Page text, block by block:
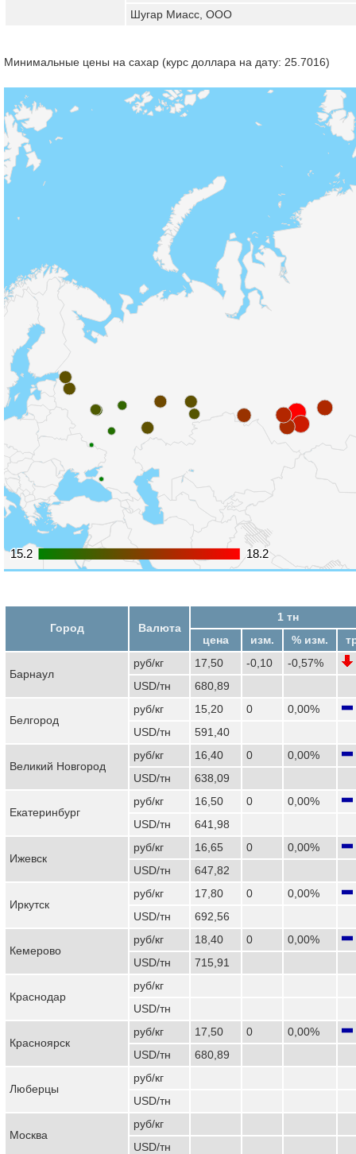
Шугар Миасс, ООО
Минимальные цены на сахар (курс доллара на дату: 25.7016)
15.2
15.2 18.2
18.2
Город Валюта
1 тн
цена
изм. % изм.
Барнаул
руб/кг 17,50 -0,10
-0,57%
USD/тн
680,89
Белгород
руб/кг 15,20 0
0,00%
USD/тн
591,40
Великий Новгород
руб/кг 16,40 0
0,00%
USD/тн
638,09
Екатеринбург
руб/кг 16,50 0
0,00%
USD/тн
641,98
Ижевск
руб/кг 16,65 0
0,00%
USD/тн
647,82
Иркутск
руб/кг 17,80 0
0,00%
USD/тн
692,56
Кемерово
руб/кг 18,40 0
0,00%
USD/тн
715,91
Краснодар
руб/кг
USD/тн
Красноярск
руб/кг 17,50 0
0,00%
USD/тн
680,89
Люберцы
руб/кг
USD/тн
Москва
руб/кг
USD/тн